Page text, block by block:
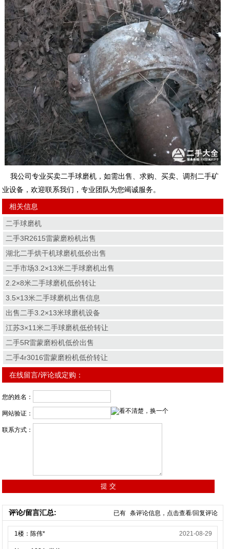
我公司专业买卖二手球磨机，如需出售、求购、买卖、调剂二手矿
业设备，欢迎联系我们，专业团队为您竭诚服务。
相关信息
二手球磨机
二手3R2615雷蒙磨粉机出售
湖北二手烘干机球磨机低价出售
二手市场3.2×13米二手球磨机出售
2.2×8米二手球磨机低价转让
3.5×13米二手球磨机出售信息
出售二手3.2×13米球磨机设备
江苏3×11米二手球磨机低价转让
二手5R雷蒙磨粉机低价出售
二手4r3016雷蒙磨粉机低价转让
在线留言/评论或定购：
您的姓名：
网站验证：
联系方式：
评论/留言汇总: 已有 条评论信息，点击查看/回复评论
2021-08-29
1楼：陈伟*